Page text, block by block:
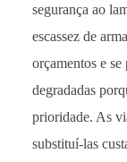
segurança ao
escassez de
orçamentos e
degradadas
prioridade. As
substituí-las